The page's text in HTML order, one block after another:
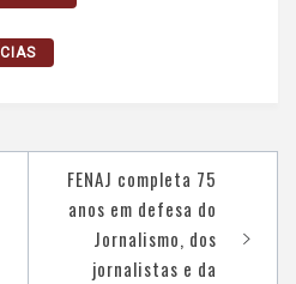
FENAJ completa 75
anos em defesa do
Jornalismo, dos
jornalistas e da